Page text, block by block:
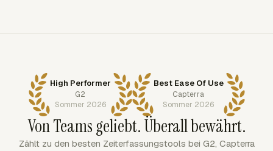
High Performer
G2
Sommer 2026
Best Ease Of Use
Capterra
Sommer 2026
Von Teams geliebt. Überall bewährt.
Zählt zu den besten Zeiterfassungstools bei G2, Capterra